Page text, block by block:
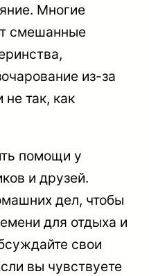
Многие
смешанные
из-за
так, как
помощи у
и друзей.
дел, чтобы
для отдыха и
свои
вы чувствуете